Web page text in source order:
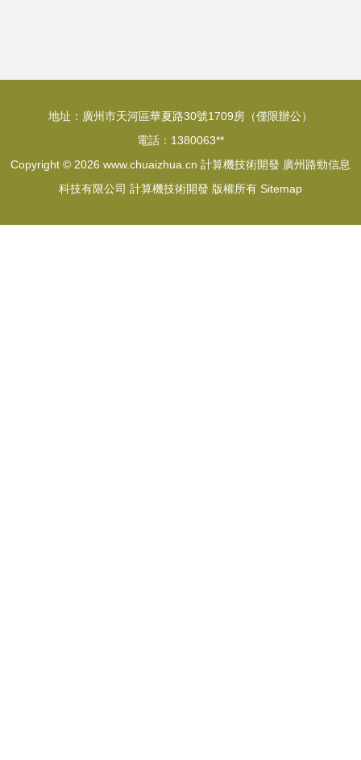
地址：廣州市天河區華夏路30號1709房（僅限辦公）
電話：1380063**
Copyright © 2026 www.chuaizhua.cn 計算機技術開發 廣州路勁信息
科技有限公司 計算機技術開發 版權所有 Sitemap